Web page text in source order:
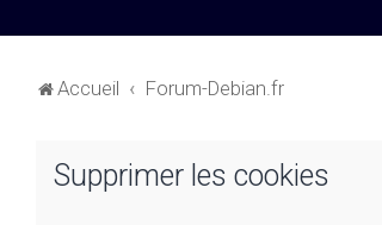
Accueil Forum-Debian.fr
Supprimer les cookies